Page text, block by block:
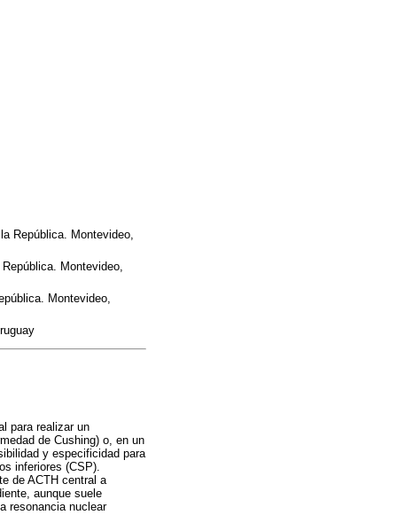
República. Montevideo,
Montevideo,
Montevideo,
para realizar un
de Cushing) o, en un
y especificidad para
inferiores (CSP).
de ACTH central a
aunque suele
resonancia nuclear